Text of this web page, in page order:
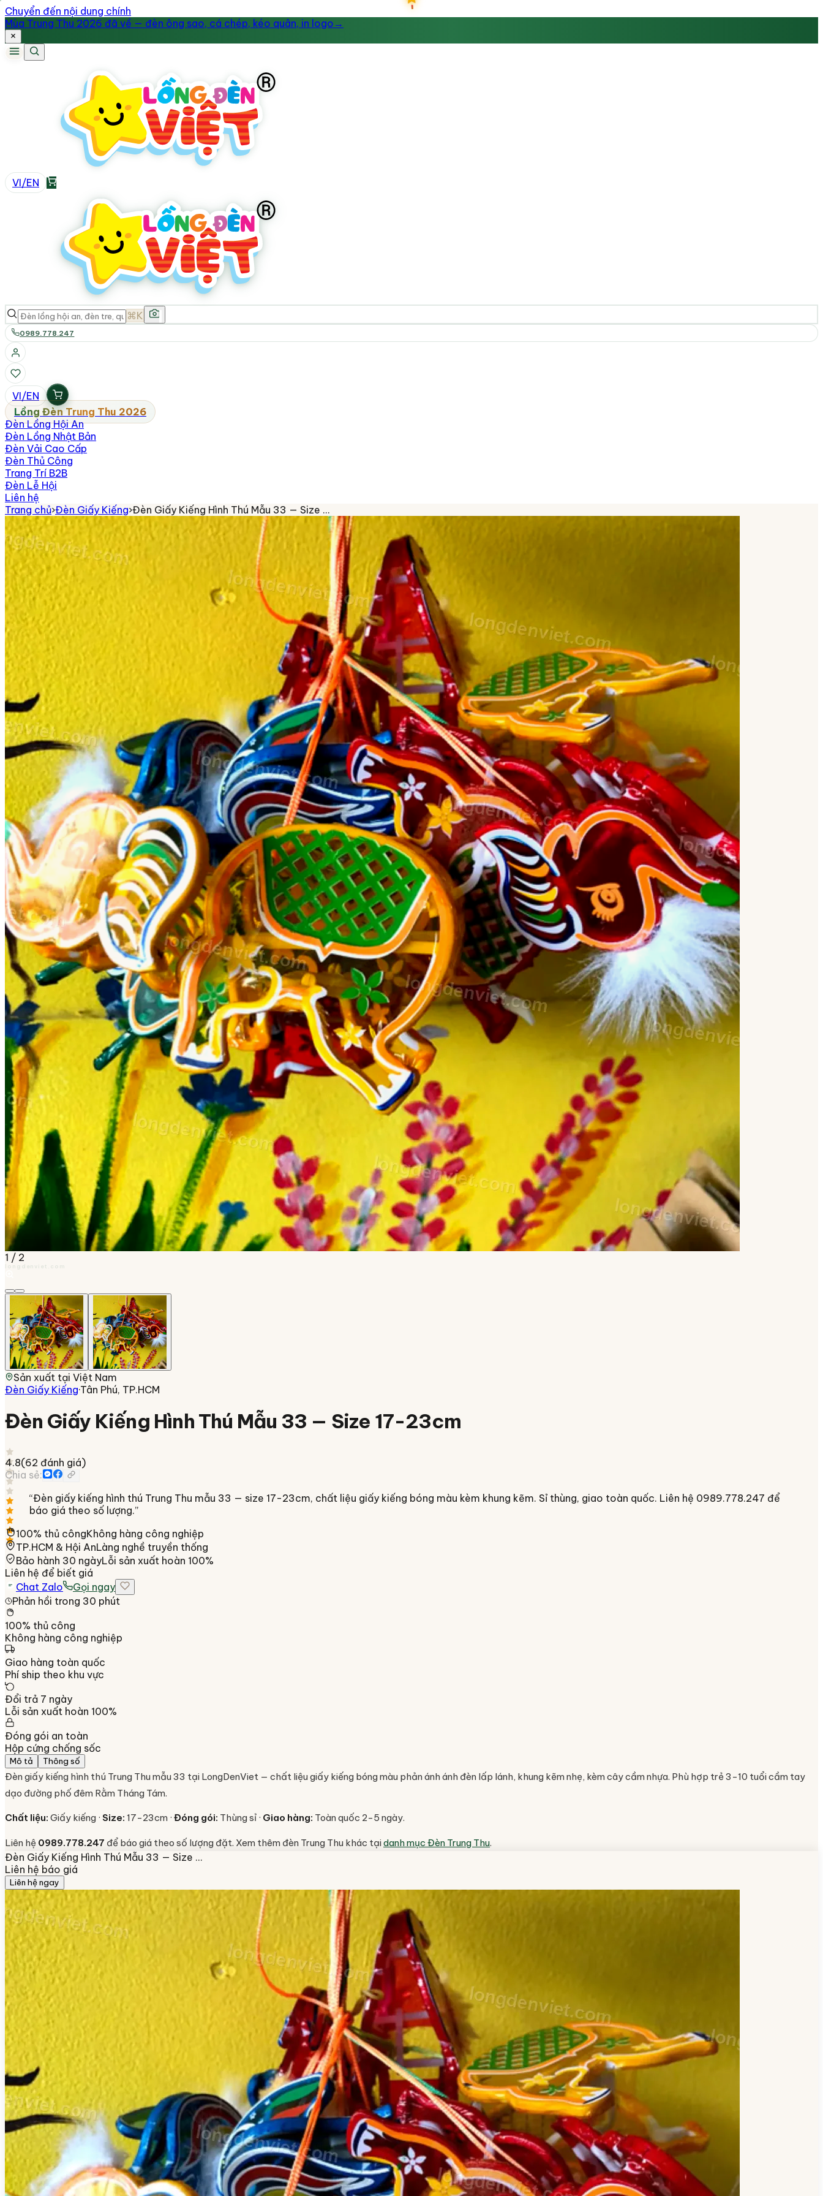
Chuyển đến nội dung chính
Mùa Trung Thu 2026 đã về — đèn ông sao, cá chép, kéo quân, in logo →
VI/EN
⌘K
0989.778.247
VI/EN
Lồng Đèn Trung Thu 2026
Đèn Lồng Hội An
Đèn Lồng Nhật Bản
Đèn Vải Cao Cấp
Đèn Thủ Công
Trang Trí B2B
Đèn Lễ Hội
Liên hệ
Trang chủ›Đèn Giấy Kiếng›Đèn Giấy Kiếng Hình Thú Mẫu 33 — Size …
1 / 2
longdenviet.com
Sản xuất tại Việt Nam
Đèn Giấy Kiếng·Tân Phú, TP.HCM
Đèn Giấy Kiếng Hình Thú Mẫu 33 — Size 17-23cm
4.8(62 đánh giá)
Chia sẻ:
“Đèn giấy kiếng hình thú Trung Thu mẫu 33 — size 17-23cm, chất liệu giấy kiếng bóng màu kèm khung kẽm. Sỉ thùng, giao toàn quốc. Liên hệ 0989.778.247 để
báo giá theo số lượng.”
100% thủ côngKhông hàng công nghiệp
TP.HCM & Hội AnLàng nghề truyền thống
Bảo hành 30 ngàyLỗi sản xuất hoàn 100%
Liên hệ để biết giá
Chat Zalo
Gọi ngay
Phản hồi trong 30 phút
100% thủ công
Không hàng công nghiệp
Giao hàng toàn quốc
Phí ship theo khu vực
Đổi trả 7 ngày
Lỗi sản xuất hoàn 100%
Đóng gói an toàn
Hộp cứng chống sốc
Mô tả Thông số
Đèn giấy kiếng hình thú Trung Thu mẫu 33 tại LongDenViet — chất liệu giấy kiếng bóng màu phản ánh ánh đèn lấp lánh, khung kẽm nhẹ, kèm cây cầm nhựa. Phù hợp trẻ 3-10 tuổi cầm tay
dạo đường phố đêm Rằm Tháng Tám.
Chất liệu: Giấy kiếng · Size: 17-23cm · Đóng gói: Thùng sỉ · Giao hàng: Toàn quốc 2-5 ngày.
Liên hệ 0989.778.247 để báo giá theo số lượng đặt. Xem thêm đèn Trung Thu khác tạidanh mục Đèn Trung Thu.
Đèn Giấy Kiếng Hình Thú Mẫu 33 — Size …
Liên hệ báo giá
Liên hệ ngay